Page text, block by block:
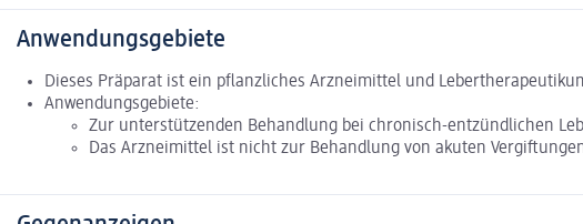
Anwendungsgebiete
Dieses Präparat ist ein pflanzliches Arzneimittel und
Anwendungsgebiete:
Zur unterstützenden Behandlung bei chronisch-entzündlichen
Das Arzneimittel ist nicht zur Behandlung von akuten